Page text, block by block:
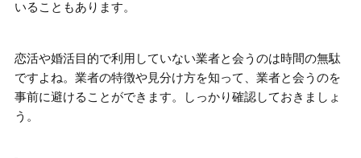
いることもあります。
恋活や婚活目的で利用していない業者と会うのは時間の無駄
ですよね。 業者の特徴や見分け方を知って、業者と会うのを
事前に避けることができます。しっかり確認しておきましょ
う。